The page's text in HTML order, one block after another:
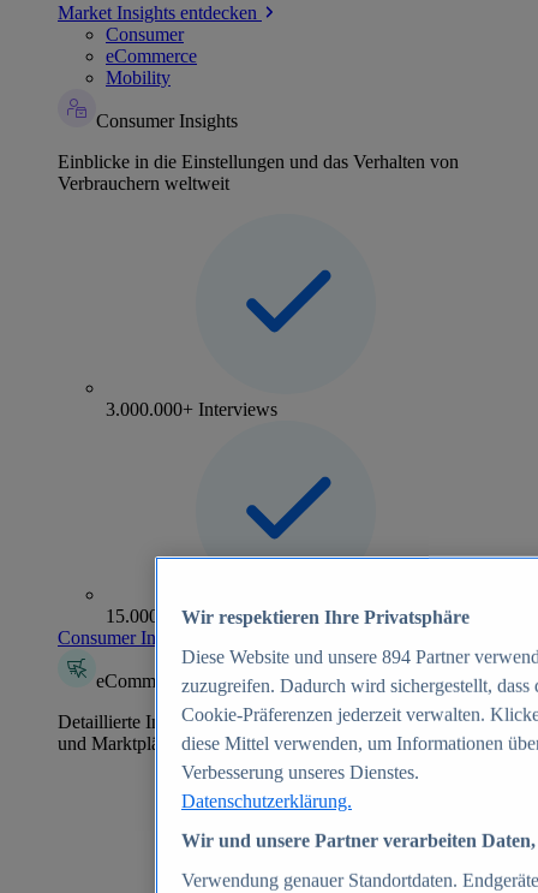
Market Insights entdecken
Consumer
eCommerce
Mobility
Consumer Insights
Einblicke in die Einstellungen und das Verhalten von
Verbrauchern weltweit
3.000.000+ Interviews
15.000+ Marken
Consumer Insights entdecken
eCommerce Insights
Detaillierte Informationen zu mehr als 39.000 Online-Shops
und Marktplätzen
Wir respektieren Ihre Privatsphäre
Diese Website und unsere 894 Partner
zuzugreifen. Dadurch wird sichergestellt,
Cookie-Präferenzen jederzeit verwalten.
diese Mittel verwenden, um Informationen
Verbesserung unseres Dienstes.
Datenschutzerklärung.
Wir und unsere Partner verarbeiten
Verwendung genauer Standortdaten.